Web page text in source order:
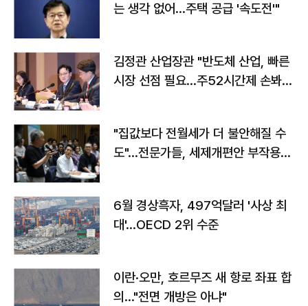
는 생각 없어…주택 공급 '속도전'"
김정관 산업장관 "반도체 산업, 빠른
시장 선점 필요…주52시간제 손봐
"집값보다 전월세가 더 불안해질 수
도"…전문가들, 세제개편안 부작용
6월 경상흑자, 497억달러 '사상 최
대'…OECD 2위 수준
이란·오만, 호르무즈 새 항로 좌표 합
의…"전면 개방은 아냐"